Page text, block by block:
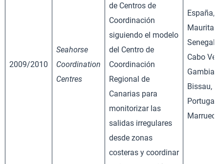
2009/2010
Seahorse
Coordination
Centres
de Centros de
Coordinación
siguiendo el modelo
del Centro de
Coordinación
Regional de
Canarias para
monitorizar las
salidas irregulares
desde zonas
costeras y coordinar
España,
Senegal,
Cabo
Gambia,
Bissau,
Portugal